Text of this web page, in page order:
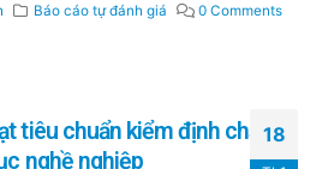
Báo cáo tự đánh giá 0 Comments
18
tiêu chuẩn kiểm định chất
nghề nghiệp